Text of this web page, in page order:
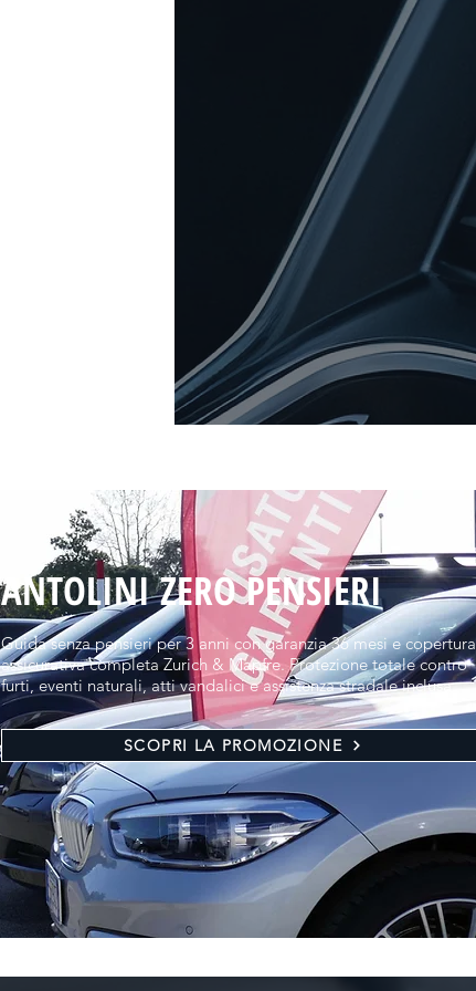
ANTOLINI ZERO PENSIERI
Guida senza pensieri per 3 anni con garanzia 36 mesi e copertura
assicurativa completa Zurich & Mapfre. Protezione totale contro
furti, eventi naturali, atti vandalici e assistenza stradale inclusa.
SCOPRI LA PROMOZIONE